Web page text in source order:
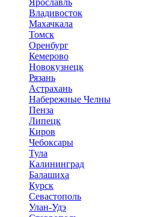
Владивосток
Махачкала
Томск
Оренбург
Кемерово
Новокузнецк
Рязань
Астрахань
Набережные Челны
Пенза
Липецк
Киров
Чебоксары
Тула
Калининград
Балашиха
Курск
Севастополь
Улан-Удэ